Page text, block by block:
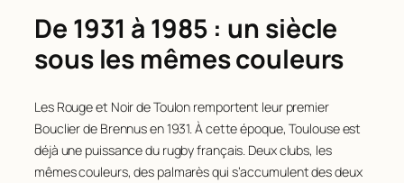
De 1931 à 1985 : un siècle
sous les mêmes couleurs
Les Rouge et Noir de Toulon remportent leur premier
Bouclier de Brennus en 1931. À cette époque, Toulouse est
déjà une puissance du rugby français. Deux clubs, les
mêmes couleurs, des palmarès qui s’accumulent des deux